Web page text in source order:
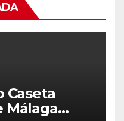
Caseta
Málaga